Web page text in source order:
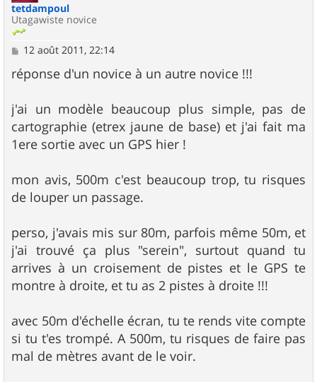
tetdampoul
Utagawiste novice
M
s
s
g
e
12 août 2011, 22:14
réponse d'un novice à un autre novice !!!
j'ai un modèle beaucoup plus simple, pas de
cartographie (etrex jaune de base) et j'ai fait ma
1ere sortie avec un GPS hier !
mon avis, 500m c'est beaucoup trop, tu risques
de louper un passage.
perso, j'avais mis sur 80m, parfois même 50m, et
j'ai trouvé ça plus "serein", surtout quand tu
arrives à un croisement de pistes et le GPS te
montre à droite, et tu as 2 pistes à droite !!!
avec 50m d'échelle écran, tu te rends vite compte
si tu t'es trompé. A 500m, tu risques de faire pas
mal de mètres avant de le voir.